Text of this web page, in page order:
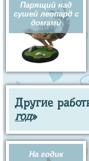
Парящий над
сушей леопард с
домами
Другие
год»
На годик